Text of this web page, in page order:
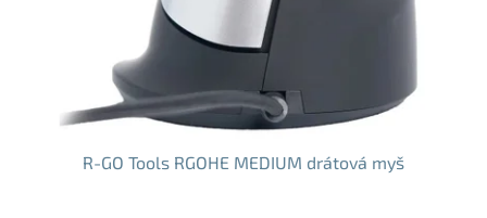
R-GO Tools RGOHE MEDIUM drátová myš